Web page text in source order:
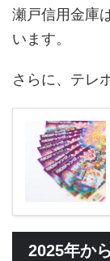
瀬戸信用金庫
います。
さらに、テレ
2025年か